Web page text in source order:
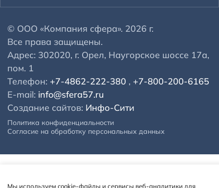
© ООО «Компания сфера». 2026 г.
Все права защищены.
Адрес: 302020, г. Орел, Наугорское шоссе 17а,
пом. 1
Телефон: +7-4862-222-380 , +7-800-200-6165
E-mail: info@sfera57.ru
Создание сайтов: Инфо-Сити
Политика конфиденциальности
Согласие на обработку персональных данных
Мы используем cookie-файлы и сервисы веб-аналитики для